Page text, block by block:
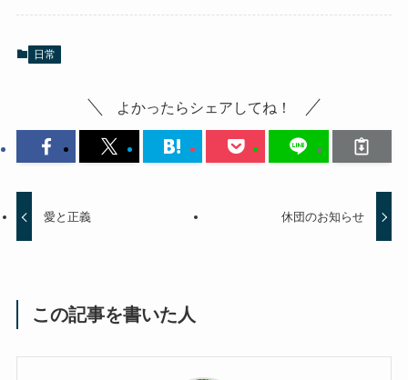
日常
よかったらシェアしてね！
愛と正義 休団のお知らせ
この記事を書いた人